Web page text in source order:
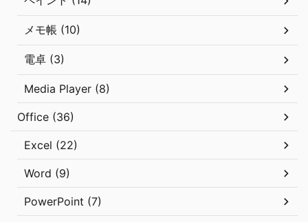
メモ帳 (10)
電卓 (3)
Media Player (8)
Office (36)
Excel (22)
Word (9)
PowerPoint (7)